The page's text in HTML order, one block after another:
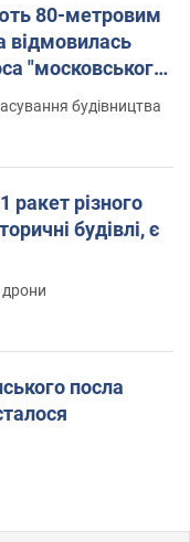
80-метровим
відмовилась
"московського
будівництва
ракет різного
будівлі, є
дрони
посла